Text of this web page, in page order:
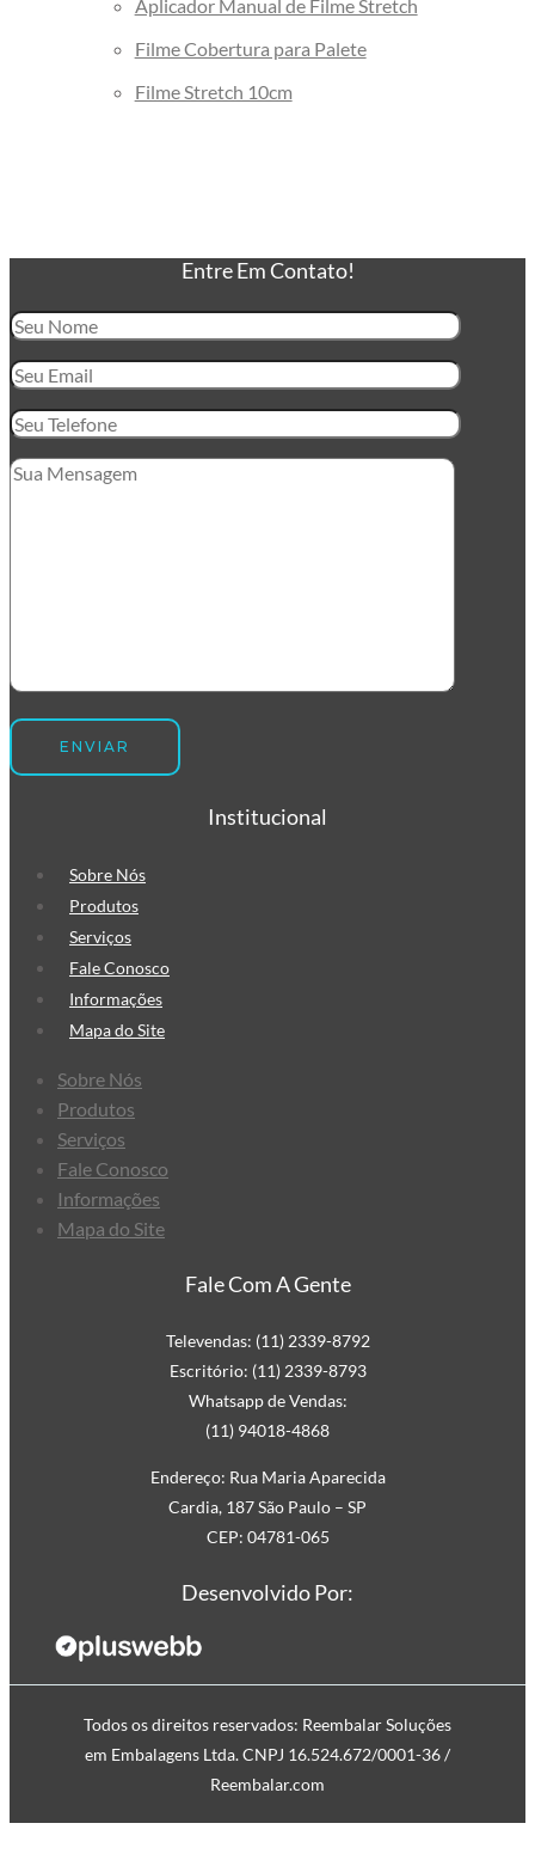
Aplicador Manual de Filme Stretch
Filme Cobertura para Palete
Filme Stretch 10cm
Entre Em Contato!
Institucional
Sobre Nós
Produtos
Serviços
Fale Conosco
Informações
Mapa do Site
Sobre Nós
Produtos
Serviços
Fale Conosco
Informações
Mapa do Site
Fale Com A Gente
Televendas: (11) 2339-8792
Escritório: (11) 2339-8793
Whatsapp de Vendas:
(11) 94018-4868
Endereço: Rua Maria Aparecida
Cardia, 187 São Paulo – SP
CEP: 04781-065
Desenvolvido Por:
Todos os direitos reservados: Reembalar Soluções
em Embalagens Ltda. CNPJ 16.524.672/0001-36 /
Reembalar.com